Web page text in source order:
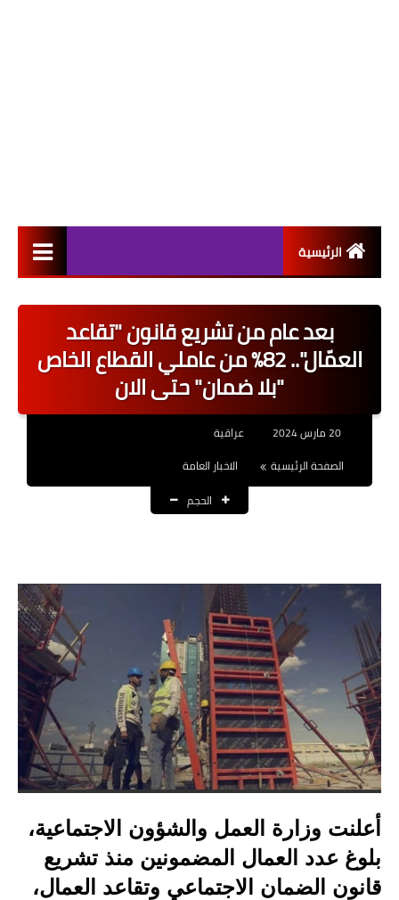
الرئيسية
اخبار القطاع العام
اخبار القطاع الخاص
نتائج التعيينات
الرواتب والقروض
القروض والسلف
المنح المالية
قطع الاراضي
اخبار العراق
الاخبار السياسية
الاخبار الامنية
الاخبار الاقتصادية
الاخبار الرياضية
بعد عام من تشريع قانون "تقاعد
العمّال".. 82% من عاملي القطاع الخاص
"بلا ضمان" حتى الان
20 مارس 2024
عراقية
الصفحة الرئيسية
الاخبار العامة
الحجم
أعلنت وزارة العمل والشؤون الاجتماعية،
بلوغ عدد العمال المضمونين منذ تشريع
قانون الضمان الاجتماعي وتقاعد العمال،